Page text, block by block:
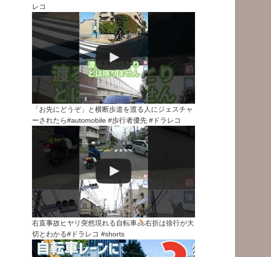
レコ
「お先にどうぞ」と横断歩道を渡る人にジェスチャ
ーされたら#automobile #歩行者優先 #ドラレコ
右直事故ヒヤリ突然現れる自転車
右折は徐行が大
切とわかる#ドラレコ #shorts